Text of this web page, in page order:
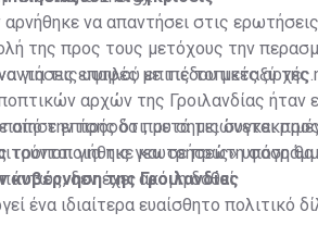
να απαντήσει στις
της προς τους μετόχους την
για τις επαφές με τις τοπικές αρχές.
υψηλού επιπέδου μεταξύ της
αρχών της Γροιλανδίας ήταν
από την πρόοδο που σημειώνεται
για τις γεωτρήσεις»
επίσης ότι, μετά τις
τροποποιήθηκε και σε πρώτη φάση θα
δεν έχει ακόμη δοθεί.
κυβέρνηση της Γροιλανδίας
ένα ιδιαίτερα ευαίσθητο πολιτικό